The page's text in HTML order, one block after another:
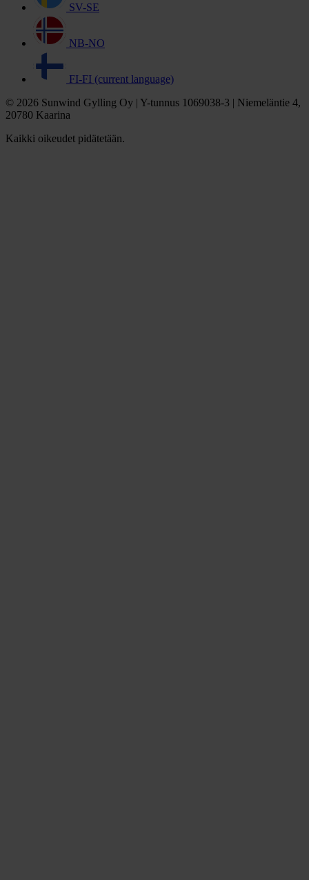
SV-SE
NB-NO
FI-FI (current language)
© 2026 Sunwind Gylling Oy | Y-tunnus 1069038-3 | Niemeläntie 4,
20780 Kaarina
Kaikki oikeudet pidätetään.